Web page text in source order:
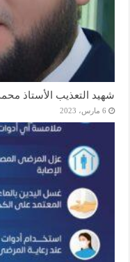
شهيد التعذيب الأستاذ
6 مارس، 2023